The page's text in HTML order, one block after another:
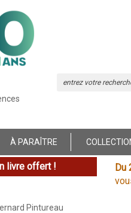
À PARAÎTRE
livre offert ! Du
Pintureau